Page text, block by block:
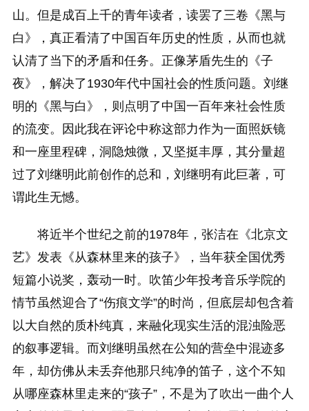
山。但是成百上千的青年读者，读罢了三卷《黑与
白》，真正看清了中国百年历史的性质，从而也就
认清了当下的矛盾和任务。正像茅盾先生的《子
夜》，解决了1930年代中国社会的性质问题。刘继
明的《黑与白》，则点明了中国一百年来社会性质
的流变。因此我在评论中称这部力作为一面照妖镜
和一座里程碑，洞隐烛微，又坚挺丰厚，其分量超
过了刘继明此前创作的总和，刘继明有此巨著，可
谓此生无憾。
将近半个世纪之前的1978年，张洁在《北京文
艺》发表《从森林里来的孩子》，当年获全国优秀
短篇小说奖，轰动一时。吹笛少年投考音乐学院的
情节虽然迎合了“伤痕文学”的时尚，但底层却包含着
以大自然的质朴纯真，来融化现实生活的混浊险恶
的叙事逻辑。而刘继明虽然在公知的营垒中混迹多
年，却仿佛从未丢弃他那只纯净的笛子，这个不知
从哪座森林里走来的“孩子”，不是为了吹出一曲个人